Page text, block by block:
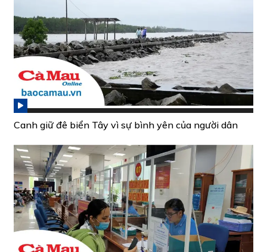
Canh giữ đê biển Tây vì sự bình yên của người dân